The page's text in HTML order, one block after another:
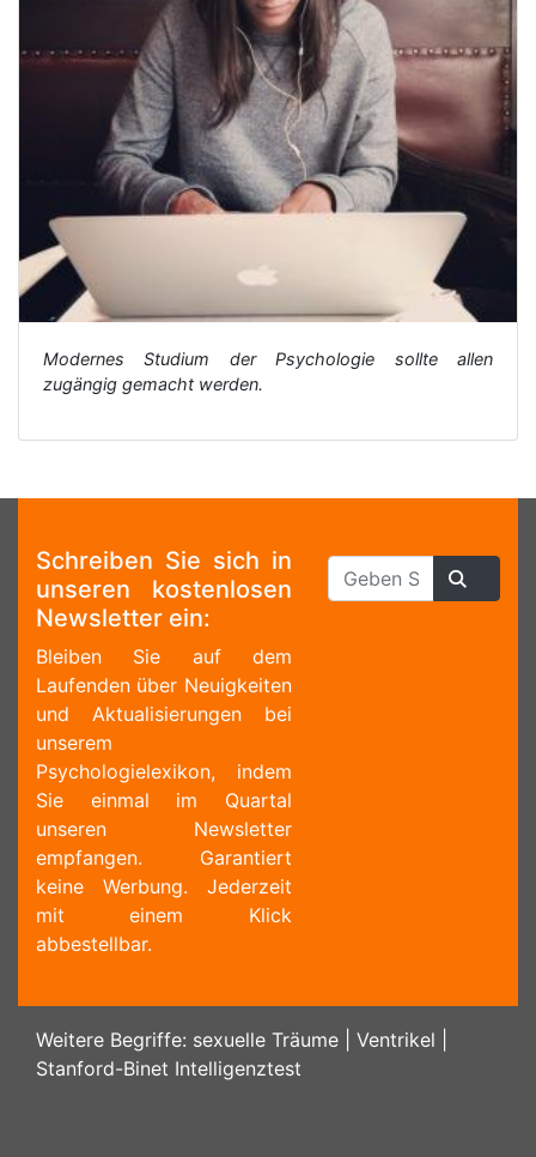
Modernes Studium der Psychologie sollte allen
zugängig gemacht werden.
Schreiben Sie sich in
unseren kostenlosen
Newsletter ein:
Bleiben Sie auf dem
Laufenden über Neuigkeiten
und Aktualisierungen bei
unserem
Psychologielexikon, indem
Sie einmal im Quartal
unseren Newsletter
empfangen. Garantiert
keine Werbung. Jederzeit
mit einem Klick
abbestellbar.
Weitere Begriffe: sexuelle Träume Ventrikel
Stanford-Binet Intelligenztest